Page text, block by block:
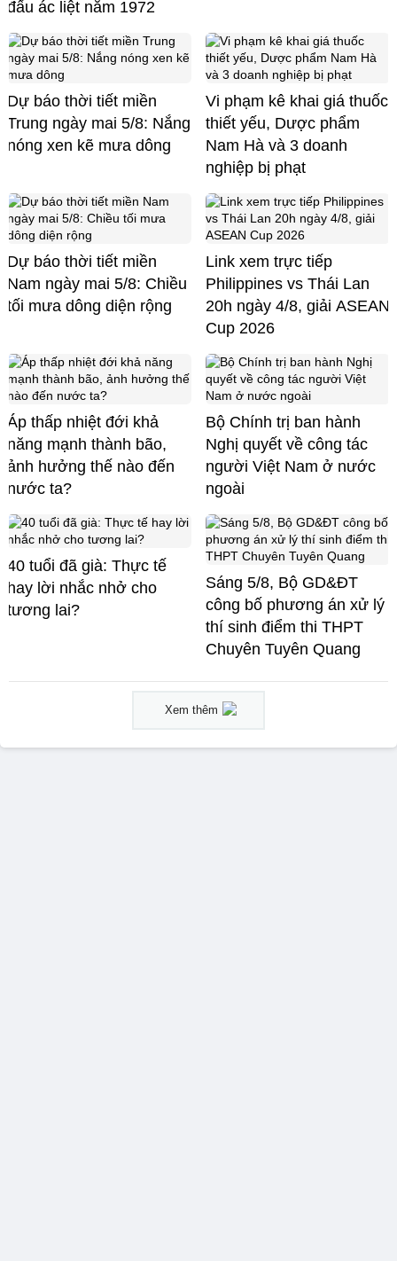
đấu ác liệt năm 1972
Dự báo thời tiết miền
Trung ngày mai 5/8: Nắng
nóng xen kẽ mưa dông
Vi phạm kê khai giá thuốc
thiết yếu, Dược phẩm
Nam Hà và 3 doanh
nghiệp bị phạt
Dự báo thời tiết miền
Nam ngày mai 5/8: Chiều
tối mưa dông diện rộng
Link xem trực tiếp
Philippines vs Thái Lan
20h ngày 4/8, giải ASEAN
Cup 2026
Áp thấp nhiệt đới khả
năng mạnh thành bão,
ảnh hưởng thế nào đến
nước ta?
Bộ Chính trị ban hành
Nghị quyết về công tác
người Việt Nam ở nước
ngoài
40 tuổi đã già: Thực tế
hay lời nhắc nhở cho
tương lai?
Sáng 5/8, Bộ GD&ĐT
công bố phương án xử lý
thí sinh điểm thi THPT
Chuyên Tuyên Quang
Xem thêm